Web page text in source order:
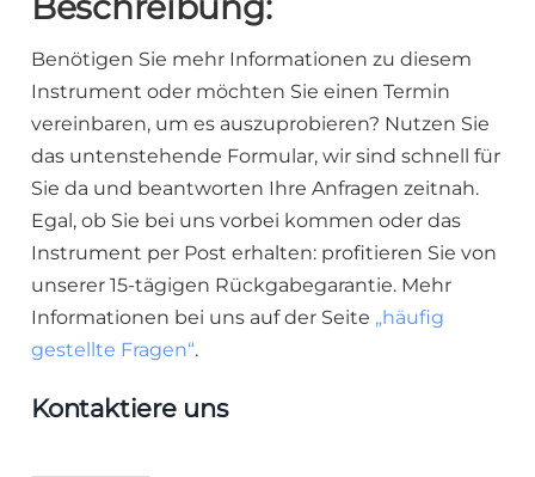
Benötigen Sie mehr Informationen zu diesem
Instrument oder möchten Sie einen Termin
vereinbaren, um es auszuprobieren? Nutzen Sie
das untenstehende Formular, wir sind schnell für
Sie da und beantworten Ihre Anfragen zeitnah.
Egal, ob Sie bei uns vorbei kommen oder das
Instrument per Post erhalten: profitieren Sie von
unserer 15-tägigen Rückgabegarantie. Mehr
Informationen bei uns auf der Seite „häufig
gestellte Fragen“.
Kontaktiere uns